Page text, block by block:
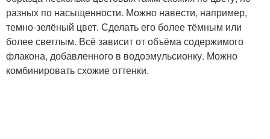
разных по насыщенности. Можно навести, например,
темно-зелёный цвет. Сделать его более тёмным или
более светлым. Всё зависит от объёма содержимого
флакона, добавленного в водоэмульсионку. Можно
комбинировать схожие оттенки.